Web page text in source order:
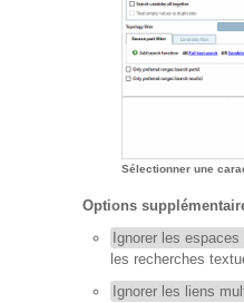
Sélectionner une
Options
Ignorer les
les recherches
Ignorer les liens